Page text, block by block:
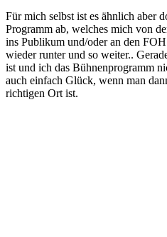
Für mich selbst ist es ähnlich aber
Programm ab, welches mich von
ins Publikum und/oder an den
wieder runter und so weiter..
ist und ich das Bühnenprogramm
auch einfach Glück, wenn man
richtigen Ort ist.